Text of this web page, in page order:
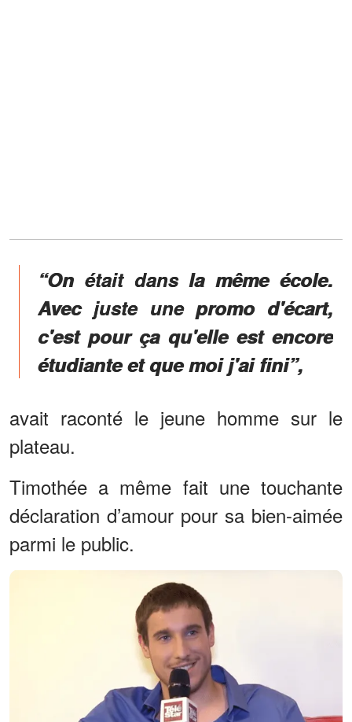
“On était dans la même école.
Avec juste une promo d'écart,
c'est pour ça qu'elle est encore
étudiante et que moi j'ai fini”,
avait raconté le jeune homme sur le
plateau.
Timothée a même fait une touchante
déclaration d’amour pour sa bien-aimée
parmi le public.